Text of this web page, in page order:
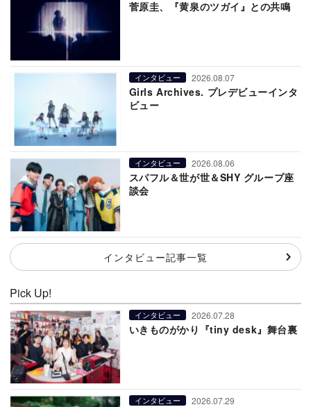
菅原圭、『黄泉のツガイ』との共鳴
インタビュー 2026.08.07
Girls Archives. プレデビューインタ
ビュー
インタビュー 2026.08.06
スパフル＆世が世＆SHY グループ座
談会
インタビュー記事一覧
Pick Up!
インタビュー 2026.07.28
いきものがかり『tiny desk』舞台裏
インタビュー 2026.07.29